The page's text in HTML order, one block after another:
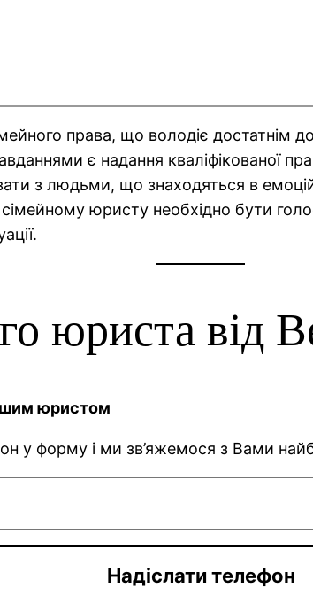
права, що володіє достатнім
є надання кваліфікованої
з людьми, що знаходяться в
юристу необхідно бути
юриста від
юристом
у форму і ми зв’яжемося з Вами